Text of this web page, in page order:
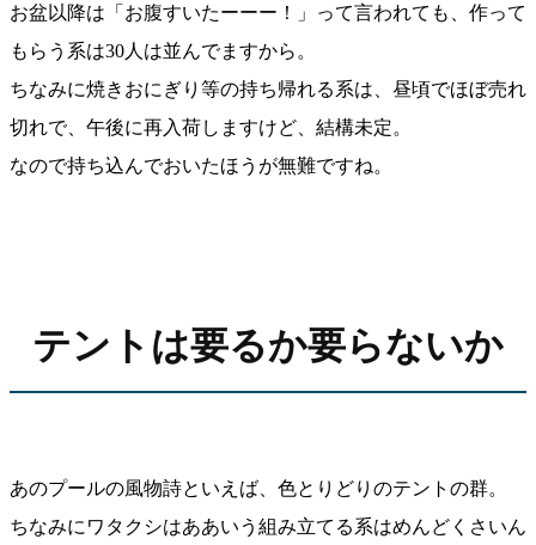
お盆以降は「お腹すいたーーー！」って言われても、作って
もらう系は30人は並んでますから。
ちなみに焼きおにぎり等の持ち帰れる系は、昼頃でほぼ売れ
切れで、午後に再入荷しますけど、結構未定。
なので持ち込んでおいたほうが無難ですね。
テントは要るか要らないか
あのプールの風物詩といえば、色とりどりのテントの群。
ちなみにワタクシはああいう組み立てる系はめんどくさいん